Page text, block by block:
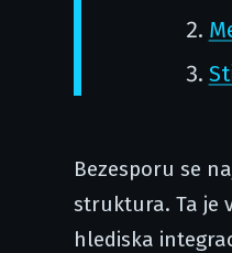
Bezesporu se
struktura. Ta je
hlediska